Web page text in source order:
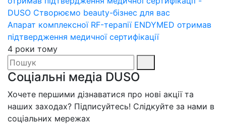
Апарат комплексної RF-терапії ENDYMED отримав
підтвердження медичної сертифікації
4 роки тому
Соціальні медіа DUSO
Хочете першими дізнаватися про нові акції та
наших заходах? Підписуйтесь! Слідкуйте за нами в
соціальних мережах